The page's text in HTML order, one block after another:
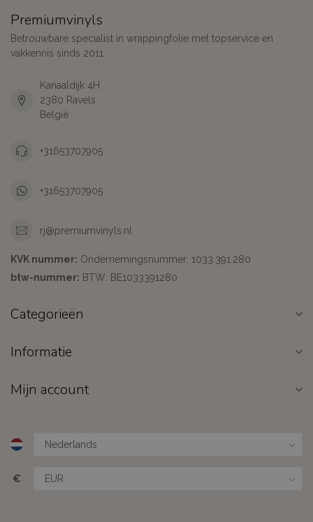
Premiumvinyls
Betrouwbare specialist in wrappingfolie met topservice en
vakkennis sinds 2011
Kanaaldijk 4H
2380 Ravels
België
+31653707905
+31653707905
rj@premiumvinyls.nl
KVK nummer: Ondernemingsnummer: 1033.391.280
btw-nummer: BTW: BE1033391280
Categorieën
Informatie
Mijn account
€